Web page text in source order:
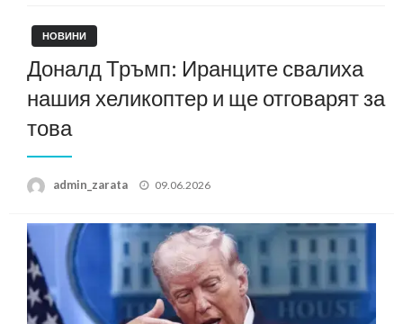
НОВИНИ
Доналд Тръмп: Иранците свалиха
нашия хеликоптер и ще отговарят за
това
admin_zarata
Posted
09.06.2026